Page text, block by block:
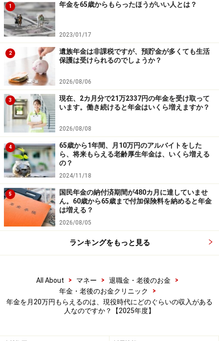
また、要件を満たす配偶者がいると、配偶者が65歳にな
るまで配偶者加給年金額が老齢厚生年金に上乗せされま
す。
※現在の制度をもとにした計算で、将来の年金額を保証
するものではありません。
※経過的加算は考慮していません。
※年収と年金は額面で計算しています。
※年金プチ相談コーナーに取り上げてほしい質問がある
人はこちらから応募するか、コメント欄への書き込みを
お願いします。
監修・文／深川 弘恵（ファイナンシャルプランナー）
※記事内容は執筆時点のものです。最新の内容をご確認くださ
い。
本記事の内容は一般的な情報提供を目的としており、特定の金融
商品や投資行動を推奨するものではありません。
投資や資産運用に関する最終的なご判断はご自身の責任において
が、その内容を保証するものではなく、これに基づく損失・損害
などについて当社は一切の責任を負いません。
最新の情報や詳細については、必ず各金融機関やサービス提供者
の公式情報をご確認ください。
【編集部からのお知らせ】
1 年金を65歳からもらったほうがいい人とは？
2023/01/17
2
遺族年金は非課税ですが、預貯金が多くても生活
保護は受けられるのでしょうか？
2026/08/06
3
現在、2カ月分で21万2337円の年金を受け取って
います。働き続けると年金はいくら増えますか？
2026/08/08
4
65歳から1年間、月10万円のアルバイトをした
ら、将来もらえる老齢厚生年金は、いくら増える
の？
2024/11/18
5
国民年金の納付済期間が480カ月に達していませ
ん。60歳から65歳まで付加保険料を納めると年金
は増える？
2026/08/05
ランキングをもっと見る
All About > マネー > 退職金・老後のお金
>
年金・老後のお金クリニック
>
年金を月20万円もらえるのは、現役時代にどのぐらいの収入がある
人なのですか？【2025年度】